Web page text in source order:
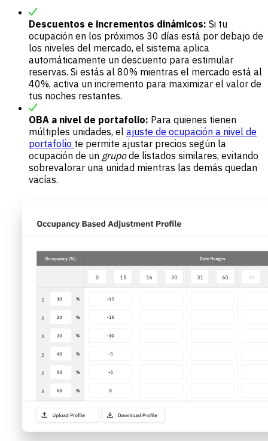
Descuentos e incrementos dinámicos: Si tu
ocupación en los próximos 30 días está por debajo de
los niveles del mercado, el sistema aplica
automáticamente un descuento para estimular
reservas. Si estás al 80% mientras el mercado está al
40%, activa un incremento para maximizar el valor de
tus noches restantes.
OBA a nivel de portafolio: Para quienes tienen
múltiples unidades, el ajuste de ocupación a nivel de
portafolio te permite ajustar precios según la
ocupación de un grupode listados similares, evitando
sobrevalorar una unidad mientras las demás quedan
vacías.